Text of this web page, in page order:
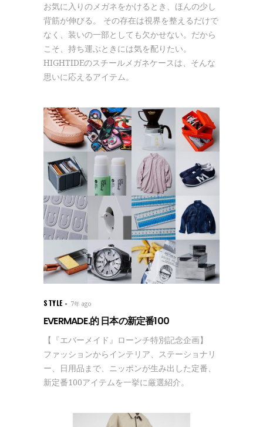
お気に入りのメガネをかけるとき、ほんの少し
背筋が伸びる。 その存在は視界を整えるだけで
なく、装いの一部としても欠かせない。だから
こそ、持ち運ぶときには気を配りたい。
HIGHTIDEのスチールメガネケースは、そんな
思いに応えるアイテム。
STYLE 7年 ago
EVERMADE.的 日本の新定番100
【『エバーメイド』ローンチ特別記念企画】
ファッションからインテリア、ステーショナリ
ー、日用品まで、ニッポンが生み出した定番、
新定番100アイテムを一挙に厳選紹介。